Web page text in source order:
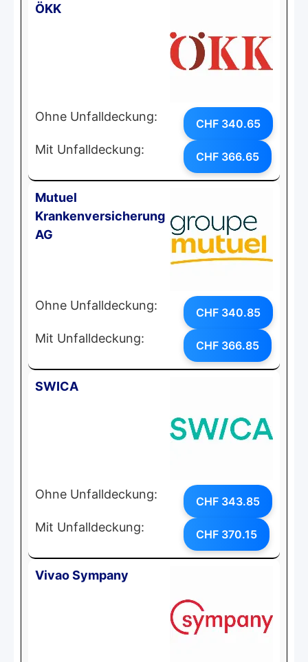
ÖKK
Ohne Unfalldeckung: CHF 340.65
Mit Unfalldeckung: CHF 366.65
Mutuel
Krankenversicherung
AG
Ohne Unfalldeckung: CHF 340.85
Mit Unfalldeckung: CHF 366.85
SWICA
Ohne Unfalldeckung: CHF 343.85
Mit Unfalldeckung: CHF 370.15
Vivao Sympany